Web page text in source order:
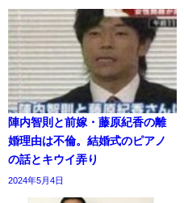
陣内智則と前嫁・藤原紀香の離
婚理由は不倫。結婚式のピアノ
の話とキウイ弄り
2024年5月4日